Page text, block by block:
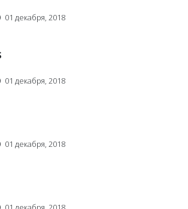
01 декабря, 2018
01 декабря, 2018
01 декабря, 2018